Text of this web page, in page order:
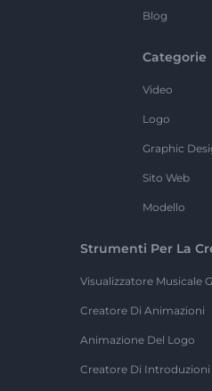
Blog
Categorie
Video
Logo
Graphic
Sito Web
Modello
Strumenti Per La
Visualizzatore Musicale
Creatore Di Animazioni
Animazione Del Logo
Creatore Di Introduzioni